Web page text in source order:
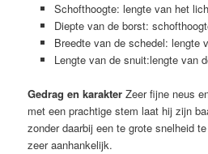
Schofthoogte: lengte van het
Diepte van de borst:
Breedte van de schedel: lengte
Lengte van de snuit:lengte van
Gedrag en karakter Zeer fijne neus
met een prachtige stem laat hij zijn
zonder daarbij een te grote snelheid
zeer aanhankelijk.